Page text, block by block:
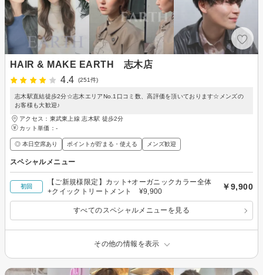
HAIR & MAKE EARTH 志木店
4.4
(251件)
志木駅直結徒歩2分☆志木エリアNo.1口コミ数、高評価を頂いております☆メンズの
お客様も大歓迎♪
アクセス：東武東上線 志木駅 徒歩2分
カット単価： -
◎ 本日空席あり ポイントが貯まる・使える メンズ歓迎
スペシャルメニュー
初回
【ご新規様限定】カット+オーガニックカラー全体
+クイックトリートメント ¥9,900
￥9,900
すべてのスペシャルメニューを見る
その他の情報を表示